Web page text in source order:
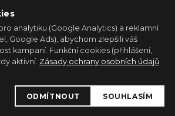
analytiku (Google Analytics) a reklamní
Google Ads), abychom zlepšili váš
kampaní. Funkční cookies (přihlášení,
aktivní. Zásady ochrany osobních údajů ·
ODMÍTNOUT SOUHLASÍM